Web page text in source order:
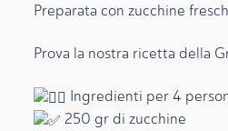
Preparata con zucchine
Prova la nostra ricetta della
Ingredienti per 4
250 gr di zucchine